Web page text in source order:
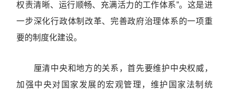
权责清晰、运行顺畅、充满活力的工作体系”。这是进
一步深化行政体制改革、完善政府治理体系的一项重
要的制度化建设。
厘清中央和地方的关系，首先要维护中央权威，
加强中央对国家发展的宏观管理，维护国家法制统